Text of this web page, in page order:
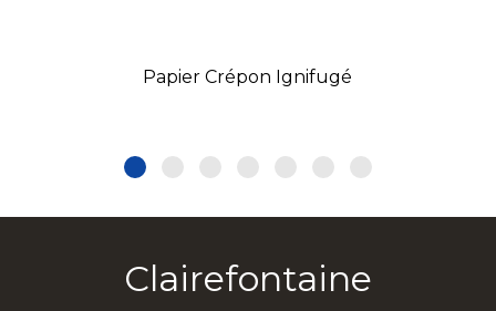
Papier Crépon Ignifugé
Clairefontaine